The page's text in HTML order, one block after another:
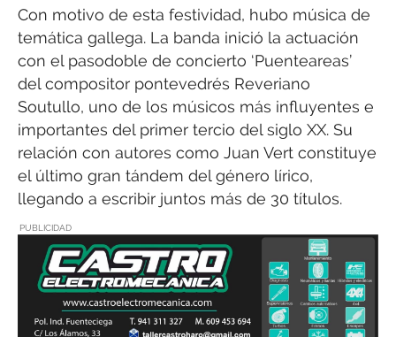
Con motivo de esta festividad, hubo música de
temática gallega. La banda inició la actuación
con el pasodoble de concierto ‘Puenteareas’
del compositor pontevedrés Reveriano
Soutullo, uno de los músicos más influyentes e
importantes del primer tercio del siglo XX. Su
relación con autores como Juan Vert constituye
el último gran tándem del género lírico,
llegando a escribir juntos más de 30 títulos.
PUBLICIDAD